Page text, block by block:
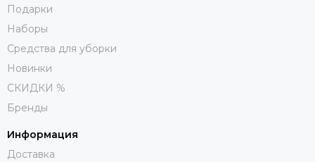
Подарки
Наборы
Средства для уборки
Новинки
СКИДКИ %
Бренды
Информация
Доставка